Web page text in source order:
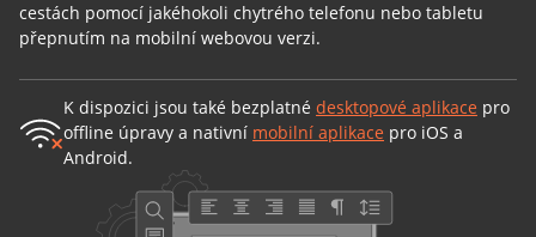
cestách pomocí jakéhokoli chytrého telefonu nebo tabletu
přepnutím na mobilní webovou verzi.
K dispozici jsou také bezplatné desktopové aplikace pro
offline úpravy a nativní mobilní aplikace pro iOS a
Android.